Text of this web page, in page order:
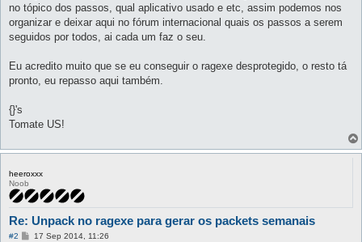
no tópico dos passos, qual aplicativo usado e etc, assim podemos nos
organizar e deixar aqui no fórum internacional quais os passos a serem
seguidos por todos, ai cada um faz o seu.
Eu acredito muito que se eu conseguir o ragexe desprotegido, o resto tá
pronto, eu repasso aqui também.
{}'s
Tomate US!
heeroxxx
Noob
Re: Unpack no ragexe para gerar os packets semanais
#2
P17 Sep 2014, 11:26